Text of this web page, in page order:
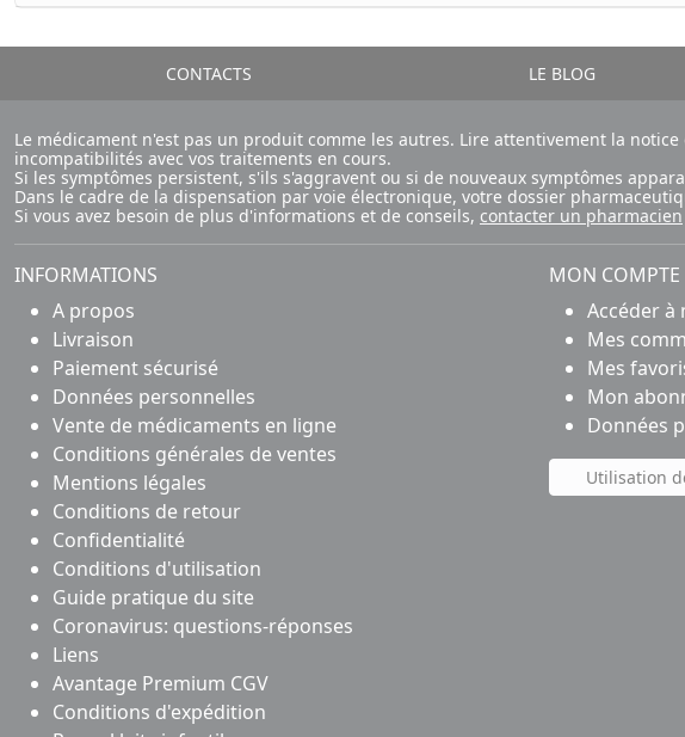
CONTACTS LE BLOG
Le médicament n'est pas un produit comme les autres. Lire attentivement la
incompatibilités avec vos traitements en cours.
Si les symptômes persistent, s'ils s'aggravent ou si de nouveaux symptômes
Dans le cadre de la dispensation par voie électronique, votre dossier
Si vous avez besoin de plus d'informations et de conseils, contacter un pharmacien
INFORMATIONS
A propos
Livraison
Paiement sécurisé
Données personnelles
Vente de médicaments en ligne
Conditions générales de ventes
Mentions légales
Conditions de retour
Confidentialité
Conditions d'utilisation
Guide pratique du site
Coronavirus: questions-réponses
Liens
Avantage Premium CGV
Conditions d'expédition
MON COMPTE
Accéder à
Mes
Mes
Mon
Données
Utilisation